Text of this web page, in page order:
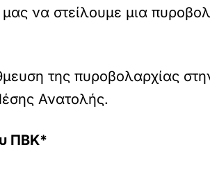
να στείλουμε μια
της πυροβολαρχίας
Ανατολής.
ΠΒΚ*